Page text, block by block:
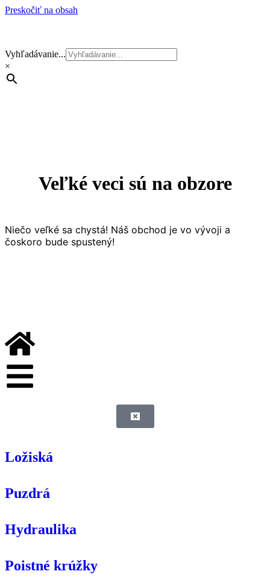
Preskočiť na obsah
Vyhľadávanie...
×
Veľké veci sú na obzore
Niečo veľké sa chystá! Náš obchod je vo vývoji a
čoskoro bude spustený!
Ložiská
Puzdrá
Hydraulika
Poistné krúžky